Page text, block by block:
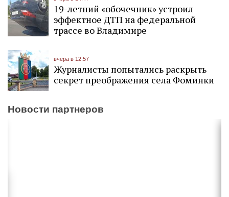
19-летний «обочечник» устроил
эффектное ДТП на федеральной
трассе во Владимире
вчера в 12:57
Журналисты попытались раскрыть
секрет преображения села Фоминки
Новости партнеров